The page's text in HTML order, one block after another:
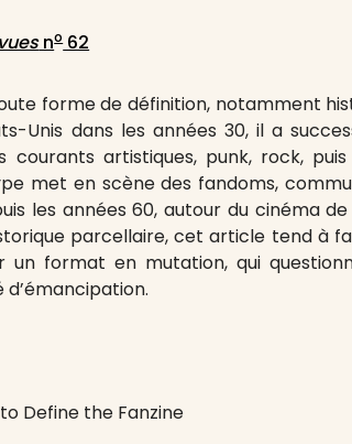
no62
forme de définition, notamment
Unis dans les années 30, il a
courants artistiques, punk, rock,
met en scène des fandoms,
les années 60, autour du cinéma
parcellaire, cet article tend à
un format en mutation, qui
Define the Fanzine